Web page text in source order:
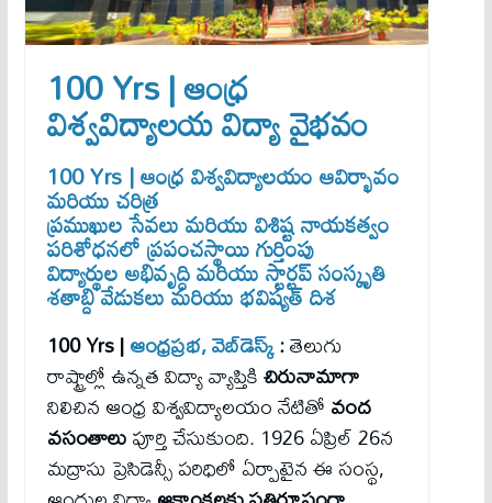
100 Yrs | ఆంధ్ర
విశ్వవిద్యాలయ విద్యా వైభవం
100 Yrs| ఆంధ్ర విశ్వవిద్యాలయం ఆవిర్భావం
మరియు చరిత్ర
ప్రముఖుల సేవలు మరియు విశిష్ట నాయకత్వం
పరిశోధనలో ప్రపంచస్థాయి గుర్తింపు
విద్యార్థుల అభివృద్ధి మరియు స్టార్టప్ సంస్కృతి
శతాబ్ది వేడుకలు మరియు భవిష్యత్ దిశ
100 Yrs|ఆంధ్ర‌ప్ర‌భ,వెబ్‌డెస్క్:తెలుగు
రాష్ట్రాల్లో ఉన్నత విద్యా వ్యాప్తికిచిరునామాగా
నిలిచిన ఆంధ్ర విశ్వవిద్యాలయం నేటితోవంద
వసంతాలుపూర్తి చేసుకుంది. 1926 ఏప్రిల్ 26న
మద్రాసు ప్రెసిడెన్సీ పరిధిలో ఏర్పాటైన ఈ సంస్థ,